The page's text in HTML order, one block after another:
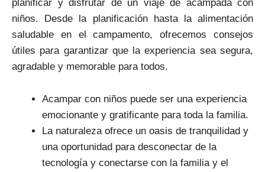
planificar y disfrutar de un viaje de acampada con
niños. Desde la planificación hasta la alimentación
saludable en el campamento, ofrecemos consejos
útiles para garantizar que la experiencia sea segura,
agradable y memorable para todos.
Acampar con niños puede ser una experiencia
emocionante y gratificante para toda la familia.
La naturaleza ofrece un oasis de tranquilidad y
una oportunidad para desconectar de la
tecnología y conectarse con la familia y el